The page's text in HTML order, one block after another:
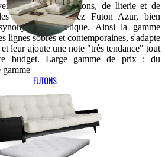
en ligne de futons, de literie et de
depuis 1999.Chez Futon Azur, bien
d’esthétique. Ainsi la gamme
lignes sobres et contemporaines, s'adapte
leur ajoute une note "très tendance" tout
budget. Large gamme de prix : du
gamme
FUTONS